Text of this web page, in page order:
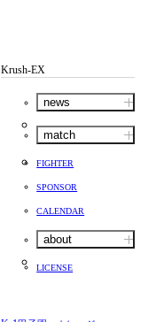
Krush-EX
news
match
FIGHTER
SPONSOR
CALENDAR
about
LICENSE